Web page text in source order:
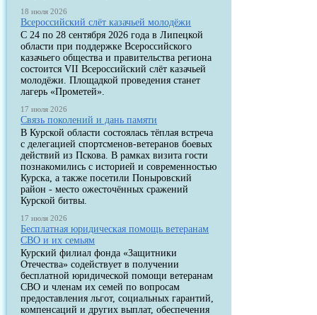
18 июля 2026
Всероссийский слёт казачьей молодёжи
С 24 по 28 сентября 2026 года в Липецкой
области при поддержке Всероссийского
казачьего общества и правительства региона
состоится VII Всероссийский слёт казачьей
молодёжи. Площадкой проведения станет
лагерь «Прометей».
17 июля 2026
Связь поколений и дань памяти
В Курской области состоялась тёплая встреча
с делегацией спортсменов-ветеранов боевых
действий из Пскова. В рамках визита гости
познакомились с историей и современностью
Курска, а также посетили Поныровский
район - место ожесточённых сражений
Курской битвы.
17 июля 2026
Бесплатная юридическая помощь ветеранам
СВО и их семьям
Курский филиал фонда «Защитники
Отечества» содействует в получении
бесплатной юридической помощи ветеранам
СВО и членам их семей по вопросам
предоставления льгот, социальных гарантий,
компенсаций и других выплат, обеспечения